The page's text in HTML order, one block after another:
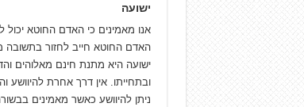
ישועה
אנו מאמינים כי האדם החוטא יכול
האדם החוטא חייב לחזור
ישועה היא מתנת חינם מאלוהים
ובתחייתו. אין דרך אחרת להיוושע
ניתן להיוושע כאשר מאמינים